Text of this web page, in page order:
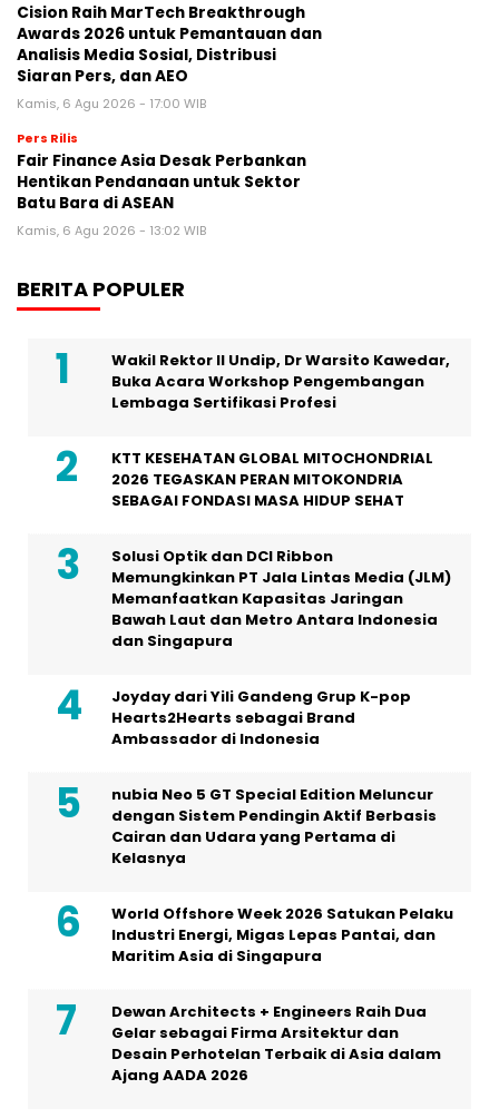
Cision Raih MarTech Breakthrough
Awards 2026 untuk Pemantauan dan
Analisis Media Sosial, Distribusi
Siaran Pers, dan AEO
Kamis, 6 Agu 2026 - 17:00 WIB
Pers Rilis
Fair Finance Asia Desak Perbankan
Hentikan Pendanaan untuk Sektor
Batu Bara di ASEAN
Kamis, 6 Agu 2026 - 13:02 WIB
BERITA POPULER
Wakil Rektor II Undip, Dr Warsito Kawedar,
Buka Acara Workshop Pengembangan
Lembaga Sertifikasi Profesi
KTT KESEHATAN GLOBAL MITOCHONDRIAL
2026 TEGASKAN PERAN MITOKONDRIA
SEBAGAI FONDASI MASA HIDUP SEHAT
Solusi Optik dan DCI Ribbon
Memungkinkan PT Jala Lintas Media (JLM)
Memanfaatkan Kapasitas Jaringan
Bawah Laut dan Metro Antara Indonesia
dan Singapura
Joyday dari Yili Gandeng Grup K-pop
Hearts2Hearts sebagai Brand
Ambassador di Indonesia
nubia Neo 5 GT Special Edition Meluncur
dengan Sistem Pendingin Aktif Berbasis
Cairan dan Udara yang Pertama di
Kelasnya
World Offshore Week 2026 Satukan Pelaku
Industri Energi, Migas Lepas Pantai, dan
Maritim Asia di Singapura
Dewan Architects + Engineers Raih Dua
Gelar sebagai Firma Arsitektur dan
Desain Perhotelan Terbaik di Asia dalam
Ajang AADA 2026